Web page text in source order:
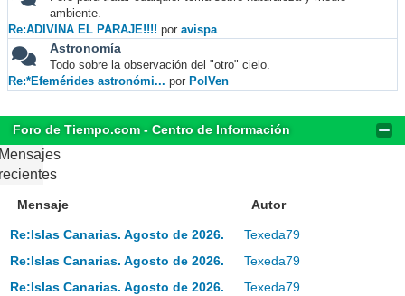
ambiente.
Re:ADIVINA EL PARAJE!!!! por avispa
Astronomía
Todo sobre la observación del "otro" cielo.
Re:*Efemérides astronómi... por PolVen
Foro de Tiempo.com - Centro de Información
Mensaje Autor
Re:Islas Canarias. Agosto de 2026.
Texeda79
Re:Islas Canarias. Agosto de 2026.
Texeda79
Re:Islas Canarias. Agosto de 2026.
Texeda79